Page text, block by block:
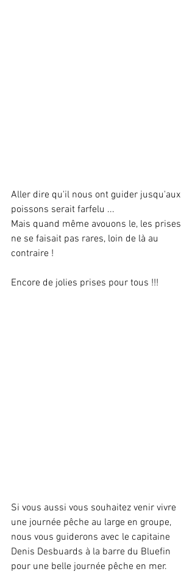
Aller dire qu'il nous ont guider jusqu'aux
poissons serait farfelu ...
Mais quand même avouons le, les prises
ne se faisait pas rares, loin de là au
contraire !
Encore de jolies prises pour tous !!!
Si vous aussi vous souhaitez venir vivre
une journée pêche au large en groupe,
nous vous guiderons avec le capitaine
Denis Desbuards à la barre du Bluefin
pour une belle journée pêche en mer.